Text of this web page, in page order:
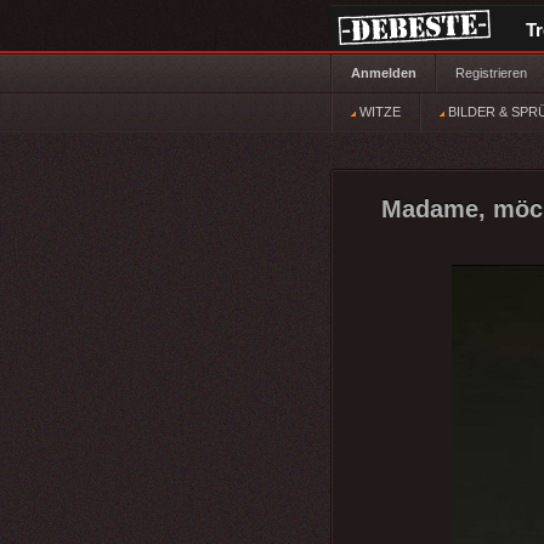
Anmelden Registrieren
WITZE BILDER &
Madame,